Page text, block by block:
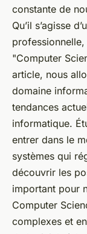
constante de
Qu’il s’agisse
"Computer
article, nous
domaine
tendances
informatique.
entrer dans le
systèmes qui
découvrir les
important pour
Computer
complexes et